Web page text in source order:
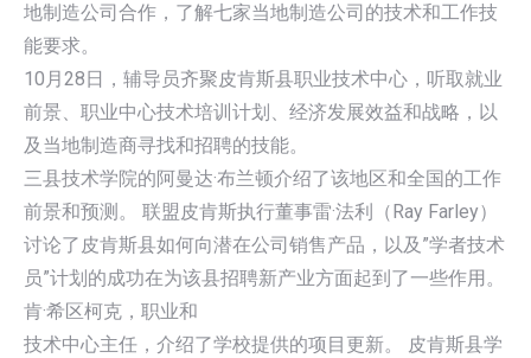
地制造公司合作，了解七家当地制造公司的技术和工作技
能要求。
10月28日，辅导员齐聚皮肯斯县职业技术中心，听取就业
前景、职业中心技术培训计划、经济发展效益和战略，以
及当地制造商寻找和招聘的技能。
三县技术学院的阿曼达·布兰顿介绍了该地区和全国的工作
前景和预测。 联盟皮肯斯执行董事雷·法利（Ray Farley）
讨论了皮肯斯县如何向潜在公司销售产品，以及”学者技术
员”计划的成功在为该县招聘新产业方面起到了一些作用。
肯·希区柯克，职业和
技术中心主任，介绍了学校提供的项目更新。 皮肯斯县学